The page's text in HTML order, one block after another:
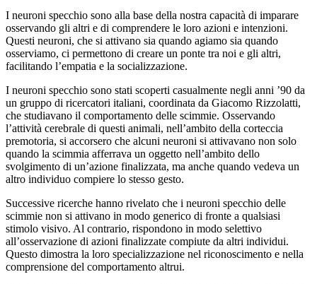
I neuroni specchio sono alla base della nostra capacità di imparare
osservando gli altri e di comprendere le loro azioni e intenzioni.
Questi neuroni, che si attivano sia quando agiamo sia quando
osserviamo, ci permettono di creare un ponte tra noi e gli altri,
facilitando l’empatia e la socializzazione.
I neuroni specchio sono stati scoperti casualmente negli anni ’90 da
un gruppo di ricercatori italiani, coordinata da Giacomo Rizzolatti,
che studiavano il comportamento delle scimmie. Osservando
l’attività cerebrale di questi animali, nell’ambito della corteccia
premotoria, si accorsero che alcuni neuroni si attivavano non solo
quando la scimmia afferrava un oggetto nell’ambito dello
svolgimento di un’azione finalizzata, ma anche quando vedeva un
altro individuo compiere lo stesso gesto.
Successive ricerche hanno rivelato che i neuroni specchio delle
scimmie non si attivano in modo generico di fronte a qualsiasi
stimolo visivo. Al contrario, rispondono in modo selettivo
all’osservazione di azioni finalizzate compiute da altri individui.
Questo dimostra la loro specializzazione nel riconoscimento e nella
comprensione del comportamento altrui.